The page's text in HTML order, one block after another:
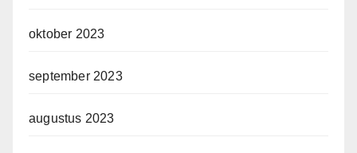
oktober 2023
september 2023
augustus 2023